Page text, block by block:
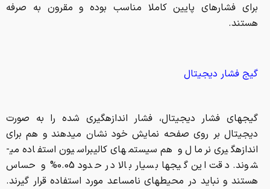
برای فشارهای پایین کاملا مناسب بوده و مقرون به صرفه
هستند.
گیج فشار دیجیتال
گیج­های فشار دیجیتال، فشار اندازه­گیری شده را به صورت
دیجیتال بر روی صفحه نمایش خود نشان می­دهند و هم برای
اندازه­گیری نرمال و هم سیستم­های کالیبراسیون استفاده می­
شوند. دقت این گیج­ها بسیار بالا در حدود 0.05% و حساس
هستند و نباید در محیط­های نامساعد مورد استفاده قرار گیرند.